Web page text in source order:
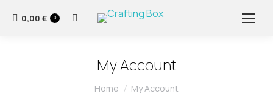
0,00 € 0 Search:
My Account
You are here:
Home My Account